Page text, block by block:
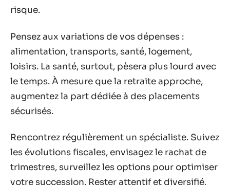
risque.
Pensez aux variations de vos dépenses :
alimentation, transports, santé, logement,
loisirs. La santé, surtout, pèsera plus lourd avec
le temps. À mesure que la retraite approche,
augmentez la part dédiée à des placements
sécurisés.
Rencontrez régulièrement un spécialiste. Suivez
les évolutions fiscales, envisagez le rachat de
trimestres, surveillez les options pour optimiser
votre succession. Rester attentif et diversifié,